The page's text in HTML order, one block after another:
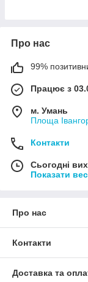
Про нас
99%
Працює з
м. Умань
Площа
Контакти
Сьогодні
Показати
Про нас
Контакти
Доставка та